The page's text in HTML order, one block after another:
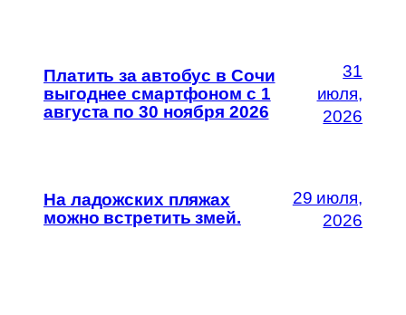
Платить за автобус в Сочи
выгоднее смартфоном с 1
августа по 30 ноября 2026
31
июля,
2026
На ладожских пляжах
можно встретить змей.
29 июля,
2026